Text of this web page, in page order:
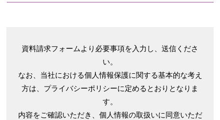
資料請求フォームより必要事項を入力し、送信くださ
い。
なお、当社における個人情報保護に関する基本的な考え
方は、プライバシーポリシーに定めるとおりとなりま
す。
内容をご確認いただき、個人情報の取扱いに同意いただ